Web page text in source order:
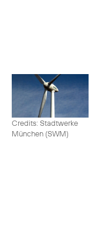
Credits: Stadtwerke
München (SWM)